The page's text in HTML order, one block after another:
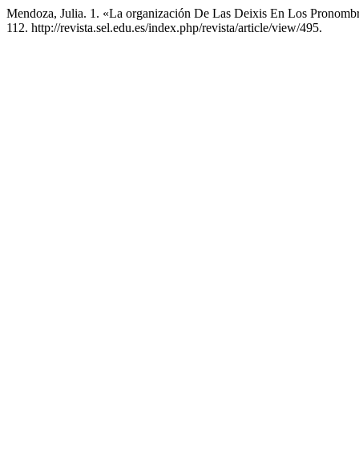
Mendoza, Julia. 1. «La organización De Las Deixis En Los
112. http://revista.sel.edu.es/index.php/revista/article/view/495.